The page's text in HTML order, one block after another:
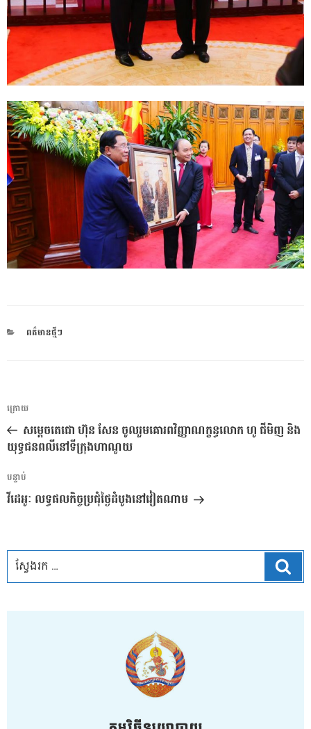
CATEGORIES
ពត៌មានថ្មីៗ
ការ​
នាំទិស​
ប្រកាស
អត្ថបទ
មុន
ក្រោយ
សម្តេចតេជោ ហ៊ុន សែន ចូលរួមគោរពវិញ្ញាណក្ខន្ធលោក ហូ ជីមិញ និង
យុទ្ធជនពលីនៅទីក្រុងហាណូយ
អត្ថបទ
បន្ទាប់
បន្ទាប់
វីដេអូៈ លទ្ធផលកិច្ចប្រជុំថ្ងៃដំបូងនៅវៀតណាម